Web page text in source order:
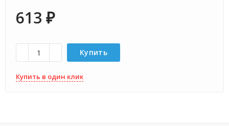
613 ₽
Купить
Купить в один клик